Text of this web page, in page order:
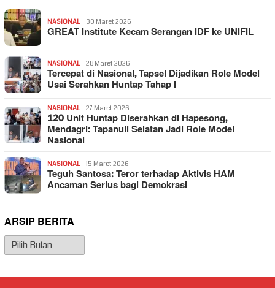
NASIONAL 30 Maret 2026
GREAT Institute Kecam Serangan IDF ke UNIFIL
NASIONAL 28 Maret 2026
Tercepat di Nasional, Tapsel Dijadikan Role Model
Usai Serahkan Huntap Tahap I
NASIONAL 27 Maret 2026
120 Unit Huntap Diserahkan di Hapesong,
Mendagri: Tapanuli Selatan Jadi Role Model
Nasional
NASIONAL 15 Maret 2026
Teguh Santosa: Teror terhadap Aktivis HAM
Ancaman Serius bagi Demokrasi
ARSIP BERITA
Arsip
Berita